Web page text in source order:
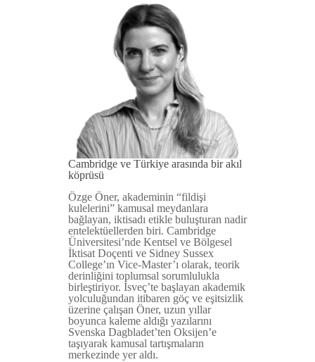
Cambridge ve Türkiye arasında bir akıl
köprüsü
Özge Öner, akademinin “fildişi
kulelerini” kamusal meydanlara
bağlayan, iktisadı etikle buluşturan nadir
entelektüellerden biri. Cambridge
Üniversitesi’nde Kentsel ve Bölgesel
İktisat Doçenti ve Sidney Sussex
College’ın Vice-Master’ı olarak, teorik
derinliğini toplumsal sorumlulukla
birleştiriyor. İsveç’te başlayan akademik
yolculuğundan itibaren göç ve eşitsizlik
üzerine çalışan Öner, uzun yıllar
boyunca kaleme aldığı yazılarını
Svenska Dagbladet’ten Oksijen’e
taşıyarak kamusal tartışmaların
merkezinde yer aldı.